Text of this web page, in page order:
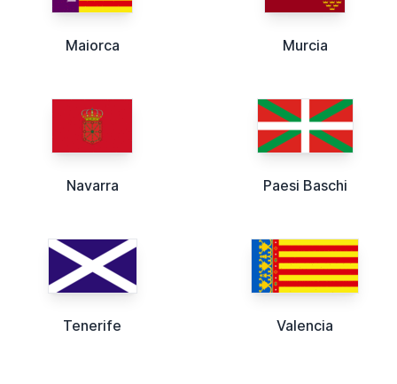
Maiorca Murcia
Navarra Paesi Baschi
Tenerife Valencia